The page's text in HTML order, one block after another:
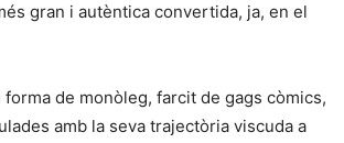
gran i autèntica convertida, ja, en el
de monòleg, farcit de gags còmics,
amb la seva trajectòria viscuda a